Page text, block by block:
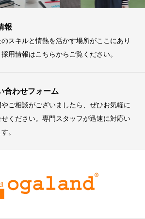
報
スキルと情熱を活かす場所がここにあり
採用情報はこちらからご覧ください。
合わせフォーム
やご相談がございましたら、ぜひお気軽に
せください。専門スタッフが迅速に対応い
。